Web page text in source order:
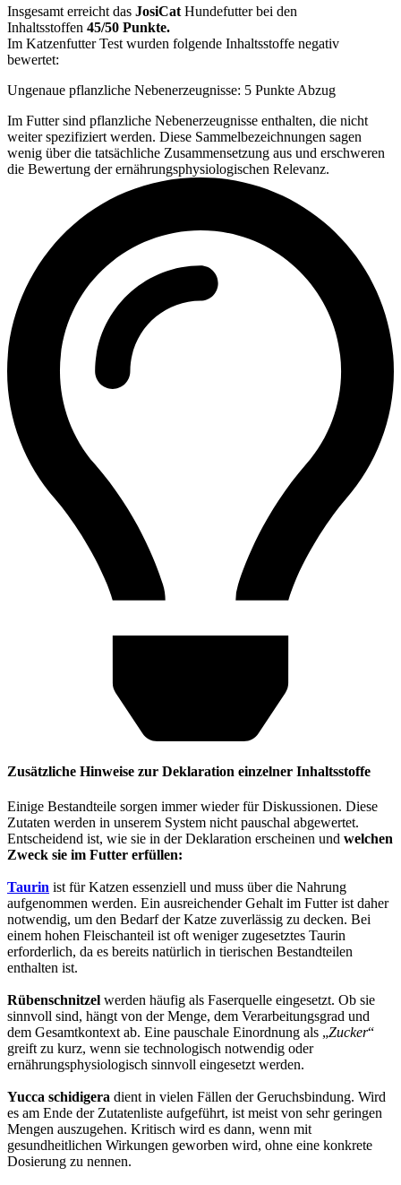
Insgesamt erreicht das JosiCat Hundefutter bei den
Inhaltsstoffen 45/50 Punkte.
Im Katzenfutter Test wurden folgende Inhaltsstoffe negativ
bewertet:
Ungenaue pflanzliche Nebenerzeugnisse: 5 Punkte Abzug
Im Futter sind pflanzliche Nebenerzeugnisse enthalten, die nicht
weiter spezifiziert werden. Diese Sammelbezeichnungen sagen
wenig über die tatsächliche Zusammensetzung aus und erschweren
die Bewertung der ernährungsphysiologischen Relevanz.
Zusätzliche Hinweise zur Deklaration einzelner Inhaltsstoffe
Einige Bestandteile sorgen immer wieder für Diskussionen. Diese
Zutaten werden in unserem System nicht pauschal abgewertet.
Entscheidend ist, wie sie in der Deklaration erscheinen und welchen
Zweck sie im Futter erfüllen:
Taurin ist für Katzen essenziell und muss über die Nahrung
aufgenommen werden. Ein ausreichender Gehalt im Futter ist daher
notwendig, um den Bedarf der Katze zuverlässig zu decken. Bei
einem hohen Fleischanteil ist oft weniger zugesetztes Taurin
erforderlich, da es bereits natürlich in tierischen Bestandteilen
enthalten ist.
Rübenschnitzel werden häufig als Faserquelle eingesetzt. Ob sie
sinnvoll sind, hängt von der Menge, dem Verarbeitungsgrad und
dem Gesamtkontext ab. Eine pauschale Einordnung als „Zucker“
greift zu kurz, wenn sie technologisch notwendig oder
ernährungsphysiologisch sinnvoll eingesetzt werden.
Yucca schidigera dient in vielen Fällen der Geruchsbindung. Wird
es am Ende der Zutatenliste aufgeführt, ist meist von sehr geringen
Mengen auszugehen. Kritisch wird es dann, wenn mit
gesundheitlichen Wirkungen geworben wird, ohne eine konkrete
Dosierung zu nennen.